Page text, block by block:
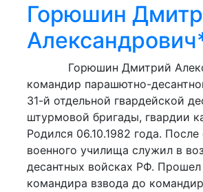
Горюшин
Горюшин Дмитрий
командир парашютно-
31-й отдельной гвардейской
штурмовой бригады, гвардии
Родился 06.10.1982 года. После
военного училища служил в
десантных войсках РФ. Прошел
командира взвода до